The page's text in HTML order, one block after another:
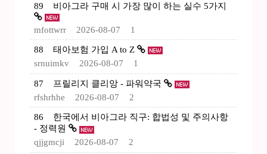
89 비아그라 구매 시 가장 많이 하는 실수 5가지
mfottwrr 2026-08-07 1
88
태아보험 가입 A to Z
srnuimkv
2026-08-07 1
87
프릴리지 클리앙 - 파워약국
rfshrhhe
2026-08-07 2
86
한국에서 비아그라 직구: 합법성 및 주의사항
- 정력원
qjjgmcji
2026-08-07 2